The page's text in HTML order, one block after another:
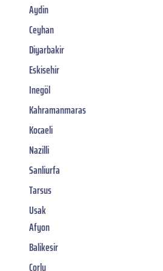
Aydin
Ceyhan
Diyarbakir
Eskisehir
Inegöl
Kahramanmaras
Kocaeli
Nazilli
Sanliurfa
Tarsus
Usak
Afyon
Balikesir
Corlu